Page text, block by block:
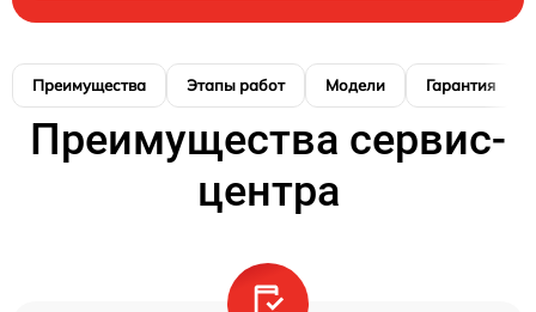
Преимущества Этапы работ Модели Гарантия
Преимущества сервис-
центра